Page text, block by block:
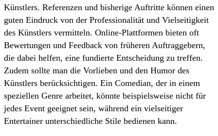
Künstlers. Referenzen und bisherige Auftritte können einen
guten Eindruck von der Professionalität und Vielseitigkeit
des Künstlers vermitteln. Online-Plattformen bieten oft
Bewertungen und Feedback von früheren Auftraggebern,
die dabei helfen, eine fundierte Entscheidung zu treffen.
Zudem sollte man die Vorlieben und den Humor des
Künstlers berücksichtigen. Ein Comedian, der in einem
speziellen Genre arbeitet, könnte beispielsweise nicht für
jedes Event geeignet sein, während ein vielseitiger
Entertainer unterschiedliche Stile bedienen kann.